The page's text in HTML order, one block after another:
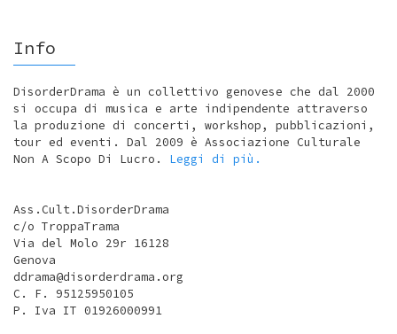
Info
DisorderDrama è un collettivo genovese che dal 2000
si occupa di musica e arte indipendente attraverso
la produzione di concerti, workshop, pubblicazioni,
tour ed eventi. Dal 2009 è Associazione Culturale
Non A Scopo Di Lucro. Leggi di più.
Ass.Cult.DisorderDrama
c/o TroppaTrama
Via del Molo 29r 16128
Genova
ddrama@disorderdrama.org
C. F. 95125950105
P. Iva IT 01926000991